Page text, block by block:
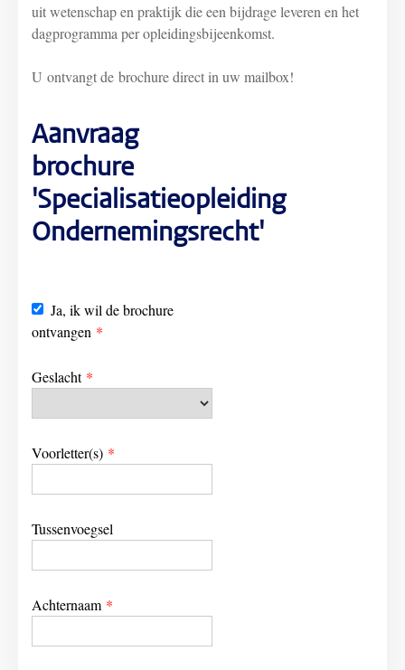
uit wetenschap en praktijk die een bijdrage leveren en het
dagprogramma per opleidingsbijeenkomst.
U ontvangt de brochure direct in uw mailbox!
Aanvraag
brochure
'Specialisatieopleiding
Ondernemingsrecht'
Ja, ik wil de brochure
ontvangen *
Geslacht *
Voorletter(s) *
Tussenvoegsel
Achternaam *